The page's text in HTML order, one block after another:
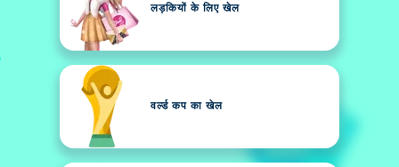
लड़कियों के लिए खेल
वर्ल्ड कप का खेल